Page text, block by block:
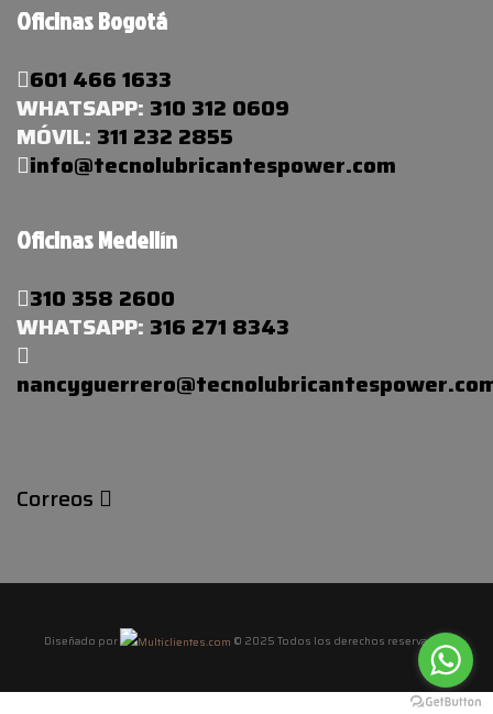
Oficinas Bogotá
601 466 1633
WHATSAPP: 310 312 0609
MÓVIL: 311 232 2855
info@tecnolubricantespower.com
Oficinas Medellín
310 358 2600
WHATSAPP: 316 271 8343
Correos
Diseñado por © 2025 Todos los derechos reservados